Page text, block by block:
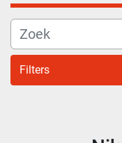
Filters